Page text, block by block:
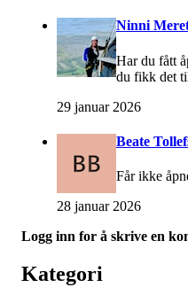
Ninni
Har du fått
du fikk det
29 januar 2026
Beate
Får ikke
28 januar 2026
Logg inn for å skrive en
Kategori